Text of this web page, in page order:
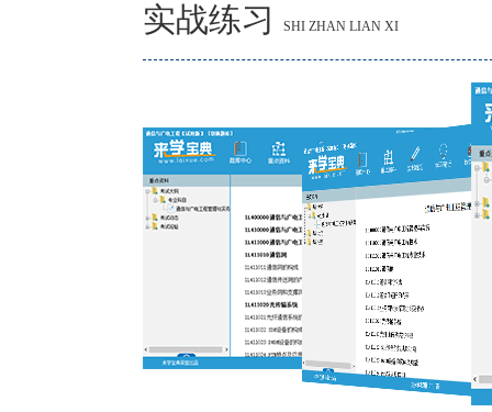
实战练习 SHI ZHAN LIAN XI